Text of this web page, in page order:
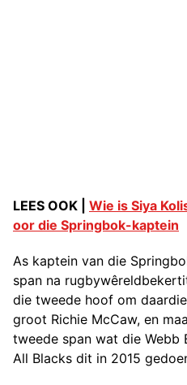
LEES OOK | Wie is Siya
oor die Springbok-kaptein
As kaptein van die
span na
die tweede hoof om
groot Richie McCaw, en
tweede span wat die Webb
All Blacks dit in 2015